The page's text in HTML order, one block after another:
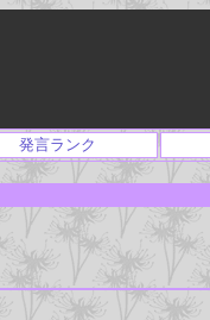
発言ランク